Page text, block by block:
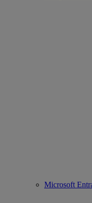
Microsoft